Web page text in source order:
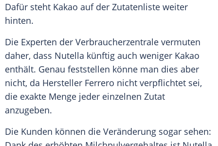
Dafür steht Kakao auf der Zutatenliste weiter
hinten.
Die Experten der Verbraucherzentrale vermuten
daher, dass Nutella künftig auch weniger Kakao
enthält. Genau feststellen könne man dies aber
nicht, da Hersteller Ferrero nicht verpflichtet sei,
die exakte Menge jeder einzelnen Zutat
anzugeben.
Die Kunden können die Veränderung sogar sehen: